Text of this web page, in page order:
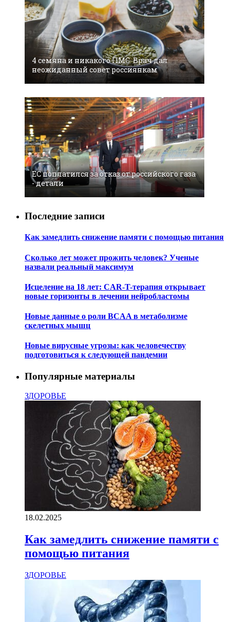
4 семянa и никакого ПМС. Врач дал
неожиданный совет россиянкам
EC поплатился за отказ от российского газа
- детали
Последние записи
Как замедлить снижение памяти с помощью питания
Сколько лет может прожить человек? Ученые
назвали реальный максимум
Исцеление на 18 лет: CAR-T-терапия открывает
новые горизонты в лечении нейробластомы
Новые данные о роли BCAA в метаболизме
скелетных мышц
Новые вирусные угрозы: как человечеству
подготовиться к следующей пандемии
Популярные материалы
ЗДОРОВЬЕ
18.02.2025
Как замедлить снижение памяти с
помощью питания
ЗДОРОВЬЕ